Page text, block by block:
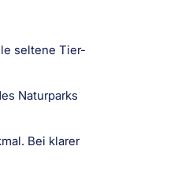
seltene Tier-
Naturparks
Bei klarer